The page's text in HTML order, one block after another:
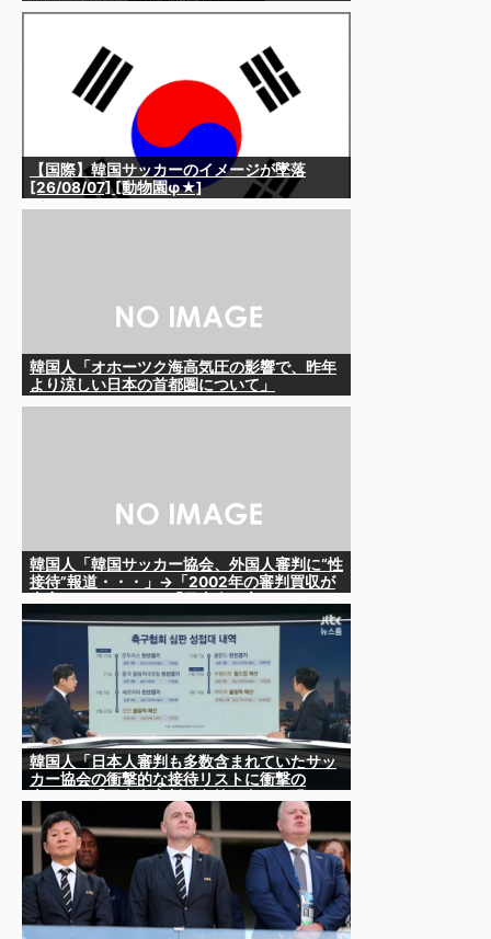
【国際】韓国サッカーのイメージが墜落
[26/08/07] [動物園φ★]
韓国人「オホーツク海高気圧の影響で、昨年
より涼しい日本の首都圏について」
韓国人「韓国サッカー協会、外国人審判に“性
接待”報道・・・」→「2002年の審判買収が
正しかったね・・・」「もうサッカー代表、
サッカー協会解散しよう」
韓国人「日本人審判も多数含まれていたサッ
カー協会の衝撃的な接待リストに衝撃の
に‥」